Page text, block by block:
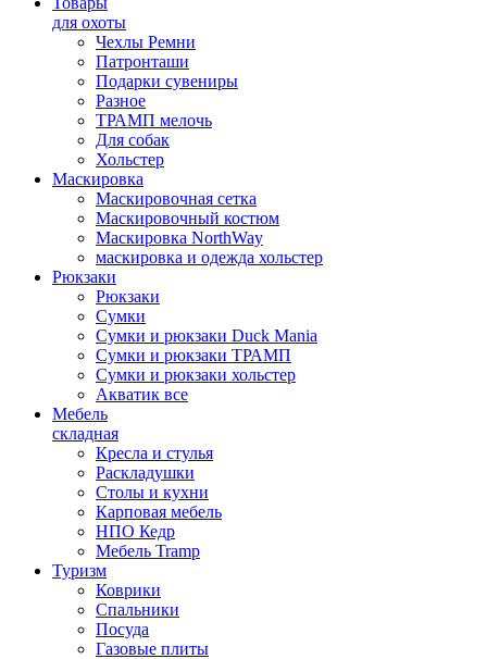
для охоты
Чехлы Ремни
Патронташи
Подарки сувениры
Разное
ТРАМП мелочь
Для собак
Хольстер
Маскировка
Маскировочная сетка
Маскировочный костюм
Маскировка NorthWay
маскировка и одежда хольстер
Рюкзаки
Рюкзаки
Сумки
Сумки и рюкзаки Duck Mania
Сумки и рюкзаки ТРАМП
Сумки и рюкзаки хольстер
Акватик все
Мебель
складная
Кресла и стулья
Раскладушки
Столы и кухни
Карповая мебель
НПО Кедр
Мебель Tramp
Туризм
Коврики
Спальники
Посуда
Газовые плиты